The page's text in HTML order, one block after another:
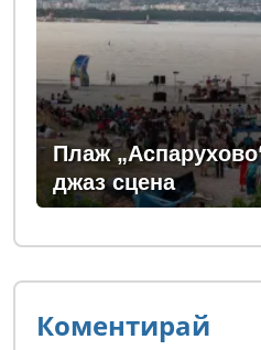
Плаж
джаз сцена
Коментирай